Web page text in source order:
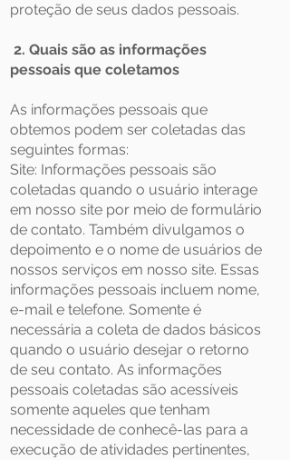
proteção de seus dados pessoais.
2. Quais são as informações
pessoais que coletamos
As informações pessoais que
obtemos podem ser coletadas das
seguintes formas:
Site: Informações pessoais são
coletadas quando o usuário interage
em nosso site por meio de formulário
de contato. Também divulgamos o
depoimento e o nome de usuários de
nossos serviços em nosso site. Essas
informações pessoais incluem nome,
e-mail e telefone. Somente é
necessária a coleta de dados básicos
quando o usuário desejar o retorno
de seu contato. As informações
pessoais coletadas são acessíveis
somente aqueles que tenham
necessidade de conhecê-las para a
execução de atividades pertinentes,